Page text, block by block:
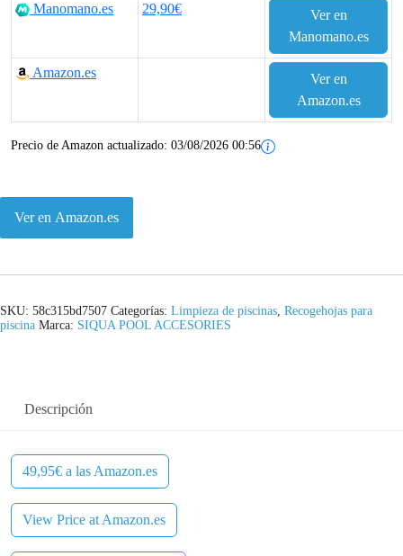
Manomano.es 29,90€
Ver en
Manomano.es
Amazon.es
Ver en
Amazon.es
Precio de Amazon actualizado: 03/08/2026 00:56
Ver en Amazon.es
SKU: 58c315bd7507 Categorías: Limpieza de piscinas, Recogehojas para
piscina Marca: SIQUA POOL ACCESORIES
Descripción
49,95€ a las Amazon.es
View Price at Amazon.es